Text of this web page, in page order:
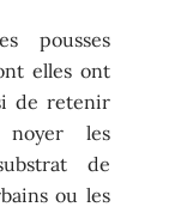
pousses
elles ont
de retenir
noyer les
de
ou les